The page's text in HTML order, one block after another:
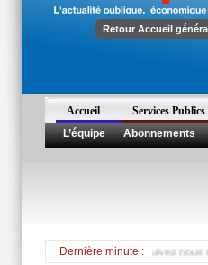
Retour Accueil
Accueil Services Publics
L’équipe
Abonnements
Dernière minute :
de 200 blessés *** Suivez nous sur